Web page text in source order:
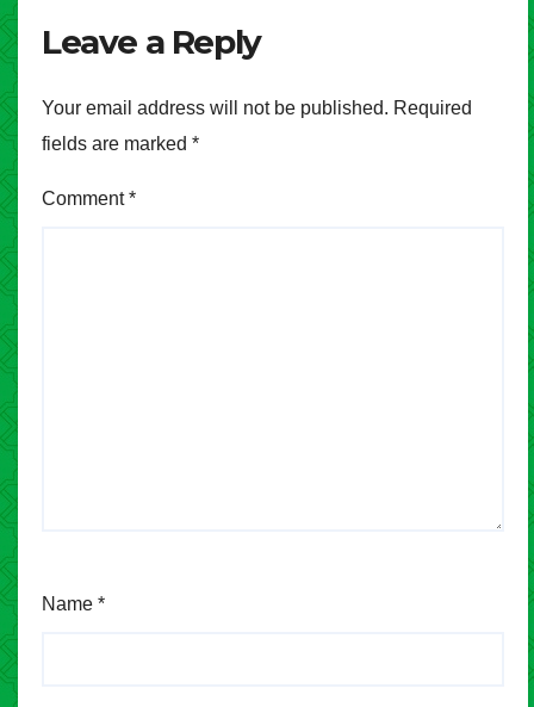
Leave a Reply
Your email address will not be published. Required
fields are marked *
Comment*
Name *